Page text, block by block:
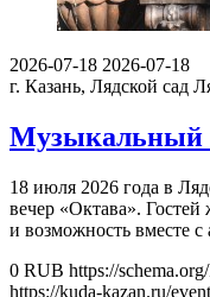
2026-07-18 2026-07-18
г. Казань, Лядской сад
Музыкальный
18 июля 2026 года в
вечер «Октава».
и возможность вместе
0 RUB https://
https://kuda-kazan.ru/